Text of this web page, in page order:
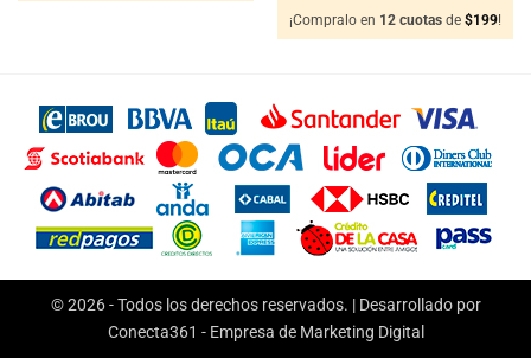
¡Compralo en 12 cuotas de $199!
© 2026 - Todos los derechos reservados. | Desarrollado por
Conecta361 - Empresa de Marketing Digital